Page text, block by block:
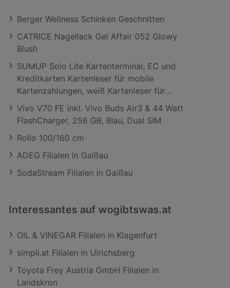
Berger Wellness Schinken Geschnitten
CATRICE Nagellack Gel Affair 052 Glowy
Blush
SUMUP Solo Lite Kartenterminal, EC und
Kreditkarten Kartenleser für mobile
Kartenzahlungen, weiß Kartenleser für
mobile Kartenzahlungen
Vivo V70 FE inkl. Vivo Buds Air3 & 44 Watt
FlashCharger, 256 GB, Blau, Dual SIM
Rollo 100/160 cm
ADEG Filialen in Gaißau
SodaStream Filialen in Gaißau
Interessantes auf wogibtswas.at
OIL & VINEGAR Filialen in Klagenfurt
simpli.at Filialen in Ulrichsberg
Toyota Frey Austria GmbH Filialen in
Landskron